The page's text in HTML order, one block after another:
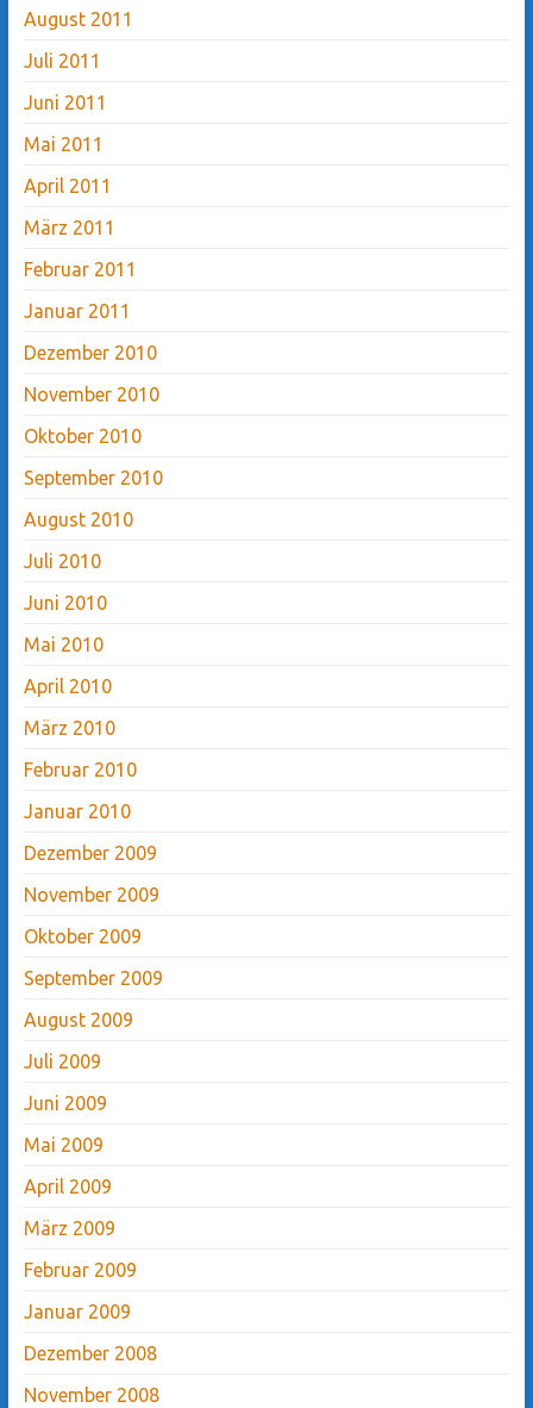
August 2011
Juli 2011
Juni 2011
Mai 2011
April 2011
März 2011
Februar 2011
Januar 2011
Dezember 2010
November 2010
Oktober 2010
September 2010
August 2010
Juli 2010
Juni 2010
Mai 2010
April 2010
März 2010
Februar 2010
Januar 2010
Dezember 2009
November 2009
Oktober 2009
September 2009
August 2009
Juli 2009
Juni 2009
Mai 2009
April 2009
März 2009
Februar 2009
Januar 2009
Dezember 2008
November 2008